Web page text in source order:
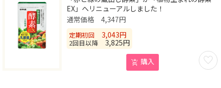
EX」へリニューアルしました！
お気
4,347円
定期初回 3,043円
2回目以降 3,825円
購入